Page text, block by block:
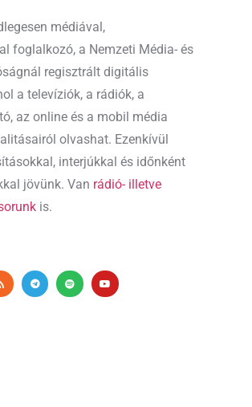
médiával,
foglalkozó, a Nemzeti Média- és
regisztrált digitális
a televíziók, a rádiók, a
az online és a mobil média
olvashat. Ezenkívül
interjúkkal és időnként
jövünk. Van rádió- illetve
is.